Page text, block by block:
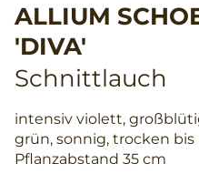
ALLIUM
'DIVA'
Schnittlauch
intensiv violett,
grün, sonnig, trocken
Pflanzabstand 35 cm